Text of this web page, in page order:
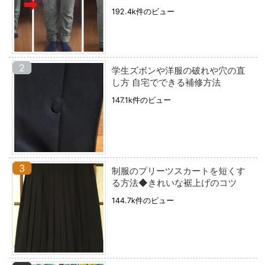
192.4k件のビュー
学生ズボンや洋服の破れや穴の直
し方 自宅でできる補修方法
147.1k件のビュー
制服のプリーツスカートを短くす
る方法◆きれいな裾上げのコツ
144.7k件のビュー